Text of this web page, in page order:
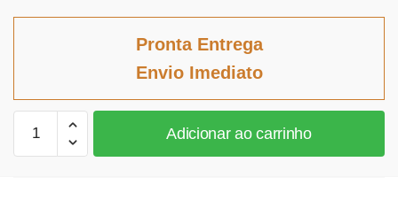
atual
Pronta Entrega
Envio Imediato
pesadelo
Adicionar ao carrinho